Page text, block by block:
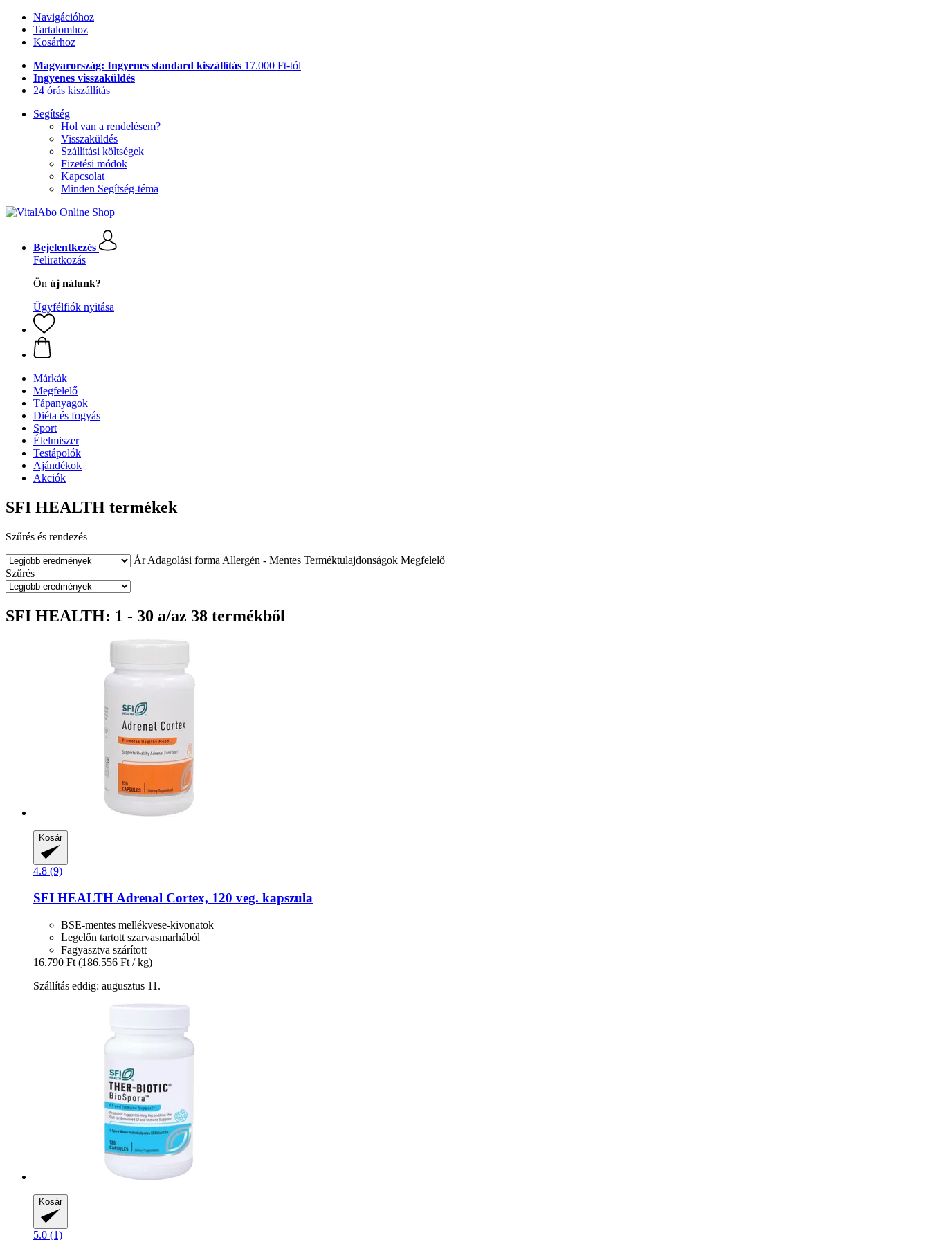
Navigációhoz
Tartalomhoz
Kosárhoz
Magyarország: Ingyenes standard kiszállítás 17.000 Ft-tól
Ingyenes visszaküldés
24 órás kiszállítás
Segítség
Hol van a rendelésem?
Visszaküldés
Szállítási költségek
Fizetési módok
Kapcsolat
Minden Segítség-téma
Bejelentkezés
Feliratkozás
Ön új nálunk?
Ügyfélfiók nyitása
Márkák
Megfelelő
Tápanyagok
Diéta és fogyás
Sport
Élelmiszer
Testápolók
Ajándékok
Akciók
SFI HEALTH termékek
Szűrés és rendezés
Ár Adagolási forma Allergén - Mentes Terméktulajdonságok Megfelelő
Szűrés
SFI HEALTH: 1 - 30 a/az 38 termékből
Kosár
4.8 (9)
SFI HEALTH Adrenal Cortex, 120 veg. kapszula
BSE-mentes mellékvese-kivonatok
Legelőn tartott szarvasmarhából
Fagyasztva szárított
16.790 Ft (186.556 Ft / kg)
Szállítás eddig: augusztus 11.
Kosár
5.0 (1)